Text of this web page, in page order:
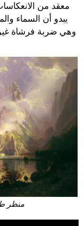
معقد من
يبدو أن السماء
وهي ضربة فرشاة
منظر